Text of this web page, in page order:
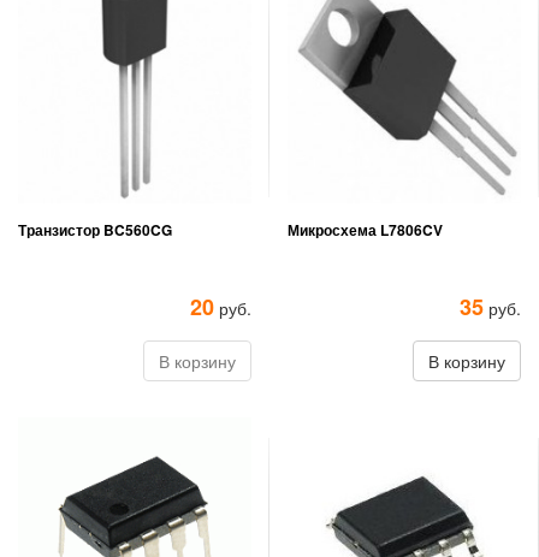
Транзистор BC560CG
20 руб.
В корзину
Микросхема L7806CV
35 руб.
В корзину